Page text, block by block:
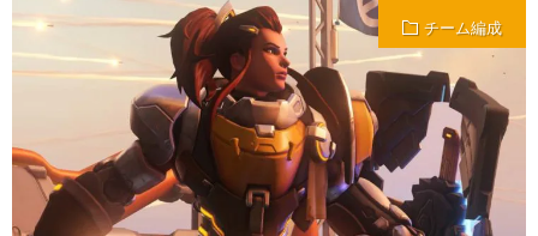
チーム編成